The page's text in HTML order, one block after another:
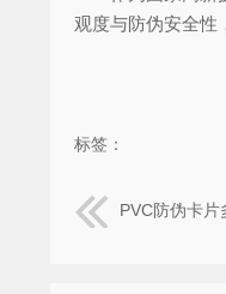
观度与防伪安全性
标签：
PVC防伪卡